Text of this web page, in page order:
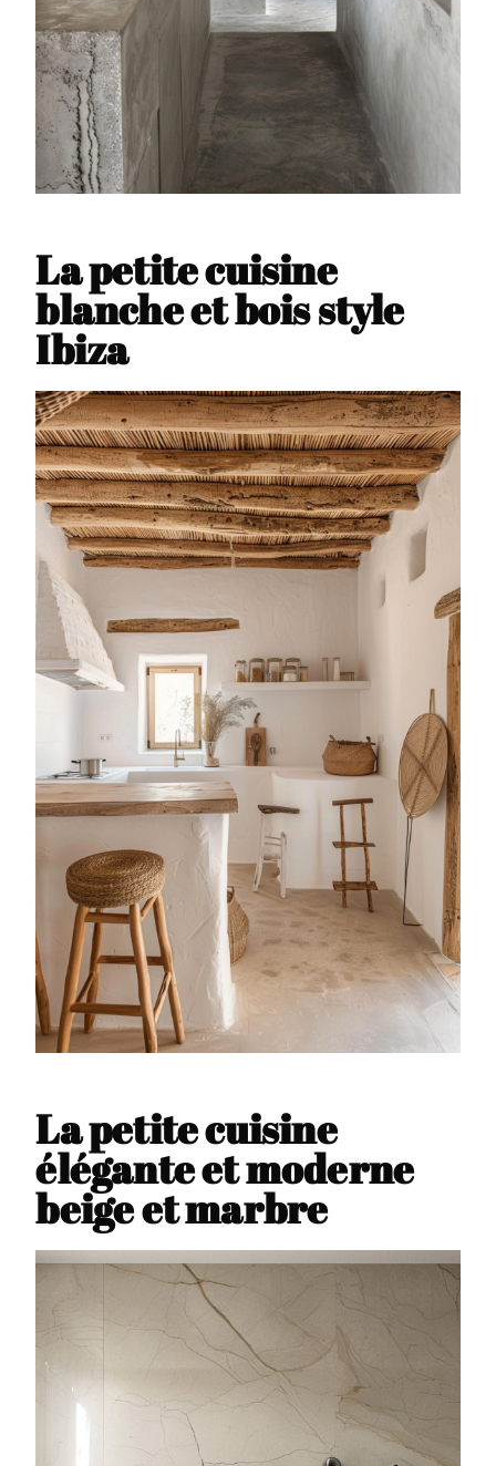
La petite cuisine
blanche et bois style
Ibiza
La petite cuisine
élégante et moderne
beige et marbre